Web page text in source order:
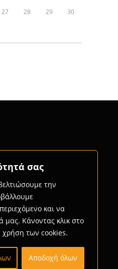
σας
την
και να
μας. Κάνοντας κλικ στο
χρήση των cookies.
Αποδοχή όλων
27 28 29 30